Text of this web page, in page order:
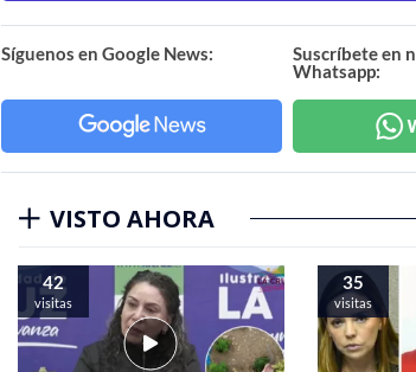
Síguenos en Google News:
Suscríbete en
Whatsapp:
VISTO AHORA
42
visitas
35
visitas